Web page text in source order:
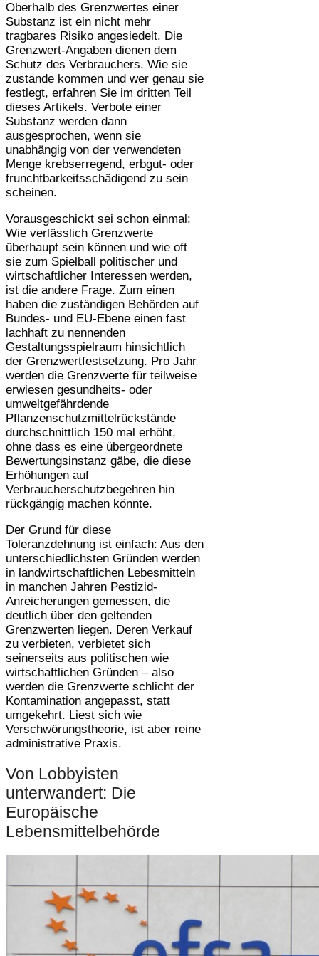
Oberhalb des Grenzwertes einer
Substanz ist ein nicht mehr
tragbares Risiko angesiedelt. Die
Grenzwert-Angaben dienen dem
Schutz des Verbrauchers. Wie sie
zustande kommen und wer genau sie
festlegt, erfahren Sie im dritten Teil
dieses Artikels. Verbote einer
Substanz werden dann
ausgesprochen, wenn sie
unabhängig von der verwendeten
Menge krebserregend, erbgut- oder
frunchtbarkeitsschädigend zu sein
scheinen.
Vorausgeschickt sei schon einmal:
Wie verlässlich Grenzwerte
überhaupt sein können und wie oft
sie zum Spielball politischer und
wirtschaftlicher Interessen werden,
ist die andere Frage. Zum einen
haben die zuständigen Behörden auf
Bundes- und EU-Ebene einen fast
lachhaft zu nennenden
Gestaltungsspielraum hinsichtlich
der Grenzwertfestsetzung. Pro Jahr
werden die Grenzwerte für teilweise
erwiesen gesundheits- oder
umweltgefährdende
Pflanzenschutzmittelrückstände
durchschnittlich 150 mal erhöht,
ohne dass es eine übergeordnete
Bewertungsinstanz gäbe, die diese
Erhöhungen auf
Verbraucherschutzbegehren hin
rückgängig machen könnte.
Der Grund für diese
Toleranzdehnung ist einfach: Aus den
unterschiedlichsten Gründen werden
in landwirtschaftlichen Lebesmitteln
in manchen Jahren Pestizid-
Anreicherungen gemessen, die
deutlich über den geltenden
Grenzwerten liegen. Deren Verkauf
zu verbieten, verbietet sich
seinerseits aus politischen wie
wirtschaftlichen Gründen – also
werden die Grenzwerte schlicht der
Kontamination angepasst, statt
umgekehrt. Liest sich wie
Verschwörungstheorie, ist aber reine
administrative Praxis.
Von Lobbyisten
unterwandert: Die
Europäische
Lebensmittelbehörde